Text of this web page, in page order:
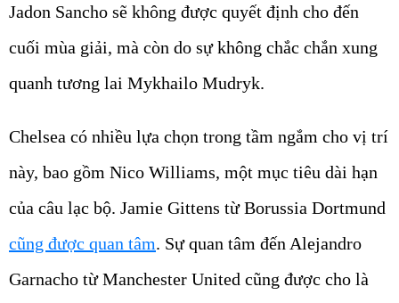
Jadon Sancho sẽ không được quyết định cho đến
cuối mùa giải, mà còn do sự không chắc chắn xung
quanh tương lai Mykhailo Mudryk.
Chelsea có nhiều lựa chọn trong tầm ngắm cho vị trí
này, bao gồm Nico Williams, một mục tiêu dài hạn
của câu lạc bộ. Jamie Gittens từ Borussia Dortmund
cũng được quan tâm. Sự quan tâm đến Alejandro
Garnacho từ Manchester United cũng được cho là